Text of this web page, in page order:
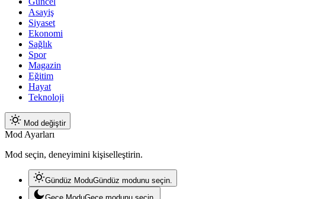
Asayiş
Siyaset
Ekonomi
Sağlık
Spor
Magazin
Eğitim
Hayat
Teknoloji
Mod değiştir
Mod Ayarları
Mod seçin, deneyimini kişiselleştirin.
Gündüz ModuGündüz modunu seçin.